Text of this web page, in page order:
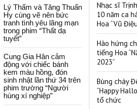
Lý Thấm và Tăng Thuấn
Hy cùng vẽ nên bức
tranh tình yêu lãng mạn
trong phim “Thất dạ
tuyết”
Cung Gia Hân cảm
động với chiếc bánh
kem màu hồng, đón
sinh nhật lần thứ 34 trên
phim trường “Người
hùng xí nghiệp”
Nhạc sĩ
10 năm ca
Hoa “Vũ
Hào hứng
tiếng Hoa
2023”
Bùng cháy
“Happy
tổ chức